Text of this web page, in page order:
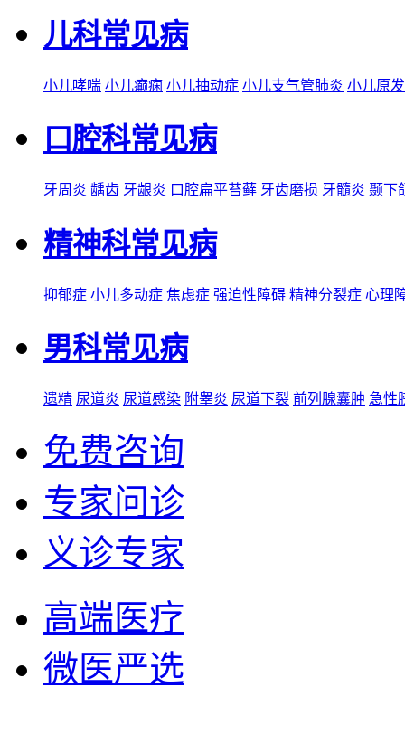
儿科常见病
小儿哮喘 小儿癫痫 小儿抽动症 小儿支气管肺炎 小儿原
口腔科常见病
牙周炎 龋齿 牙龈炎 口腔扁平苔藓 牙齿磨损 牙髓炎 颞下
精神科常见病
抑郁症 小儿多动症 焦虑症 强迫性障碍 精神分裂症 心理
男科常见病
遗精 尿道炎 尿道感染 附睾炎 尿道下裂 前列腺囊肿 急性
免费咨询
专家问诊
义诊专家
高端医疗
微医严选